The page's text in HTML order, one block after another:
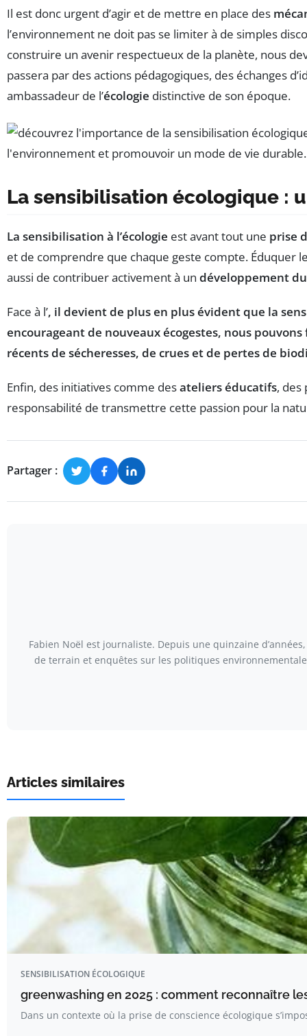
Il est donc urgent d’agir et de mettre en place des
l’environnement ne doit pas se limiter à de simples
construire un avenir respectueux de la planète, nous
passera par des actions pédagogiques, des échanges
ambassadeur de l’écologie distinctive de son époque.
La sensibilisation écologique :
La sensibilisation à l’écologie est avant tout une prise
et de comprendre que chaque geste compte.
aussi de contribuer activement à un développement
Face à l’, il devient de plus en plus évident que la
encourageant de nouveauxécogestes, nous
récents de sécheresses, de crues et de pertes de
Enfin, des initiatives comme desateliers éducatifs, des
responsabilité de transmettre cette passion pour la
Partager :
Fabien Noël est journaliste. Depuis une quinzaine
de terrain et enquêtes sur les politiques
Articles similaires
SENSIBILISATION ÉCOLOGIQUE
greenwashing en 2025 : comment reconnaître
Dans un contexte où la prise de conscience écologique